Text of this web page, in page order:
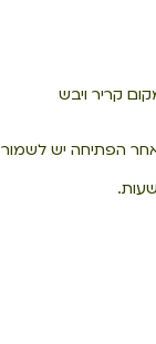
קריר ויבש
הפתיחה יש לשמור